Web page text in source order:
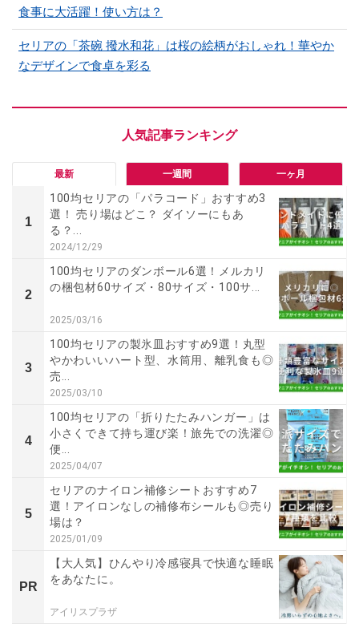
食事に大活躍！使い方は？
セリアの「茶碗 撥水和花」は桜の絵柄がおしゃれ！華やか
なデザインで食卓を彩る
最新 一週間 一ヶ月
1
100均セリアの「パラコード」おすすめ3
選！ 売り場はどこ？ ダイソーにもあ
る？...
2024/12/29
2
100均セリアのダンボール6選！メルカリ
の梱包材60サイズ・80サイズ・100サ...
2025/03/16
3
100均セリアの製氷皿おすすめ9選！丸型
やかわいいハート型、水筒用、離乳食も◎
売...
2025/03/10
4
100均セリアの「折りたたみハンガー」は
小さくできて持ち運び楽！旅先での洗濯◎
便...
2025/04/07
5
セリアのナイロン補修シートおすすめ7
選！アイロンなしの補修布シールも◎売り
場は？
2025/01/09
PR
【大人気】ひんやり冷感寝具で快適な睡眠
をあなたに。
アイリスプラザ